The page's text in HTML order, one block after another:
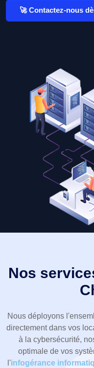
🚀 Contactez-nous
Nos
Nous déployons
directement dans vos
à la cybersécurité,
optimale de vos
l'infogérance